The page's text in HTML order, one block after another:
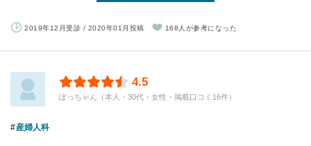
2019年12月受診 / 2020年01月投稿 168人が参考になった
4.5
ぽっちゃん（本人・30代・女性・掲載口コミ16件）
産婦人科